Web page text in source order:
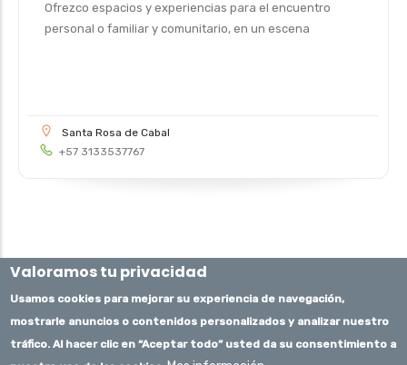
Ofrezco espacios y experiencias para el encuentro
personal o familiar y comunitario, en un escena
Santa Rosa de Cabal
+57 3133537767
Valoramos tu privacidad
Usamos cookies para mejorar su experiencia de navegación,
mostrarle anuncios o contenidos personalizados y analizar nuestro
tráfico. Al hacer clic en “Aceptar todo” usted da su consentimiento a